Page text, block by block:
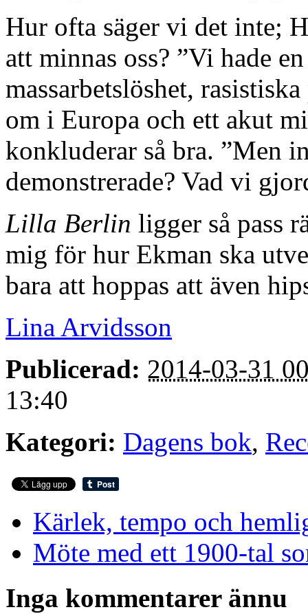
Hur ofta säger vi det inte;
att minnas oss? ”Vi hade
massarbetslöshet,
om i Europa och ett akut
konkluderar så bra. ”Men
demonstrerade? Vad vi
Lilla Berlin ligger så pass
mig för hur Ekman ska
bara att hoppas att även
Lina Arvidsson
Publicerad: 2014-03-31
13:40
Kategori: Dagens bok,
Kärlek, tempo och
Möte med ett 1900-tal
Inga kommentarer ännu